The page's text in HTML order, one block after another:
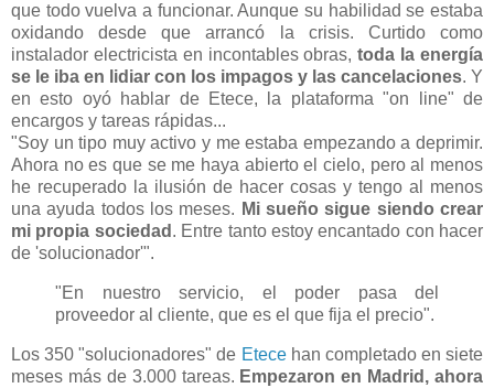
que todo vuelva a funcionar. Aunque su habilidad se estaba
oxidando desde que arrancó la crisis. Curtido como
instalador electricista en incontables obras,toda la energía
se le iba en lidiar con los impagos y las cancelaciones. Y
en esto oyó hablar de Etece, la plataforma "on line" de
encargos y tareas rápidas...
"Soy un tipo muy activo y me estaba empezando a deprimir.
Ahora no es que se me haya abierto el cielo, pero al menos
he recuperado la ilusión de hacer cosas y tengo al menos
una ayuda todos los meses. Mi sueño sigue siendo crear
mi propia sociedad . Entre tanto estoy encantado con hacer
de 'solucionador'".
"En nuestro servicio, el poder pasa del
proveedor al cliente, que es el que fija el precio".
Los 350 "solucionadores" de Etecehan completado en siete
meses más de 3.000 tareas. Empezaron en Madrid, ahora